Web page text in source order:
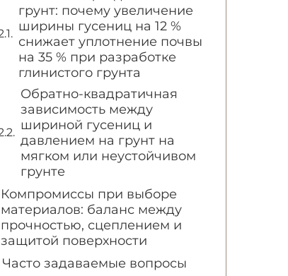
грунт: почему увеличение
ширины гусениц на 12 %
снижает уплотнение почвы
на 35 % при разработке
глинистого грунта
Обратно-квадратичная
зависимость между
шириной гусениц и
давлением на грунт на
мягком или неустойчивом
грунте
Компромиссы при выборе
материалов: баланс между
прочностью, сцеплением и
защитой поверхности
Часто задаваемые вопросы